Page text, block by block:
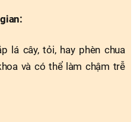
lá cây, tỏi, hay phèn chua
và có thể làm chậm trễ